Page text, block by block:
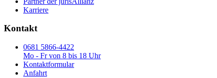
Karriere
Kontakt
0681 5866-4422
Mo - Fr von 8 bis 18 Uhr
Kontaktformular
Anfahrt